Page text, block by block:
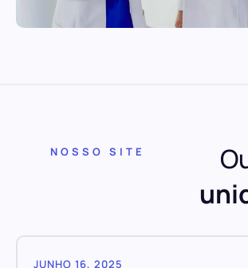
NOSSO SITE
JUNHO 16, 2025